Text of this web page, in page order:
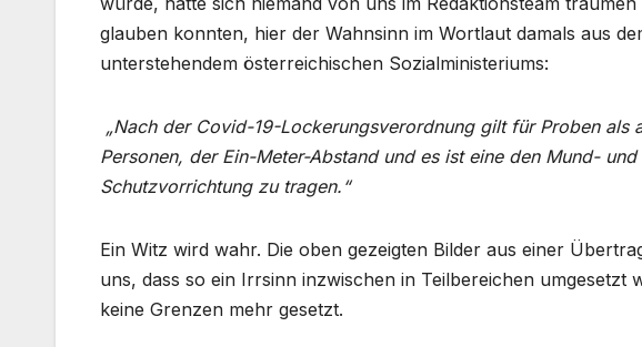
glauben konnten, hier der Wahnsinn im Wortlaut damals aus
unterstehendem österreichischen Sozialministeriums:
„Nach der Covid-19-Lockerungsverordnung gilt für Proben als
Personen, der Ein-Meter-Abstand und es ist eine den Mund-
Schutzvorrichtung zu tragen.“
Ein Witz wird wahr. Die oben gezeigten Bilder aus einer
uns, dass so ein Irrsinn inzwischen in Teilbereichen umgesetzt
keine Grenzen mehr gesetzt.